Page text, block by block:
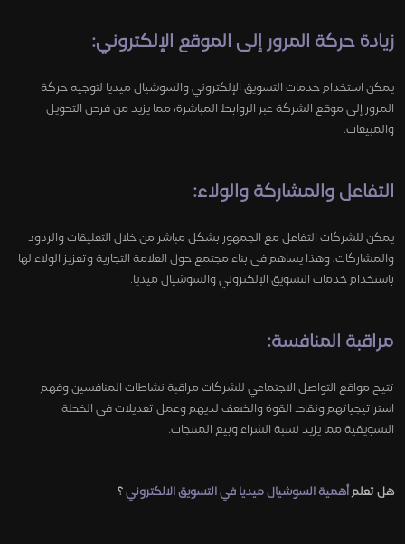
زيادة حركة المرور إلى الموقع الإلكتروني:
يمكن استخدام خدمات التسويق الإلكتروني والسوشيال ميديا لتوجيه حركة
المرور إلى موقع الشركة عبر الروابط المباشرة، مما يزيد من فرص التحويل
والمبيعات.
التفاعل والمشاركة والولاء:
يمكن للشركات التفاعل مع الجمهور بشكل مباشر من خلال التعليقات والردود
والمشاركات، وهذا يساهم في بناء مجتمع حول العلامة التجارية وتعزيز الولاء لها
باستخدام خدمات التسويق الإلكتروني والسوشيال ميديا.
مراقبة المنافسة:
تتيح مواقع التواصل الاجتماعي للشركات مراقبة نشاطات المنافسين وفهم
استراتيجياتهم ونقاط القوة والضعف لديهم وعمل تعديلات في الخطة
التسويقية مما يزيد نسبة الشراء وبيع المنتجات.
هل تعلم أهمية السوشيال ميديا في التسويق الالكتروني ؟